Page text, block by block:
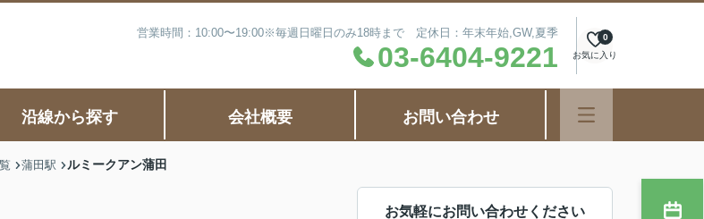
営業時間：10:00〜19:00※毎週日曜日のみ18時まで 定休日：年末年始,GW,夏季
03-6404-9221 お気に入り
0
沿線から探す 会社概要 お問い合わせ
蒲田駅 ルミークアン蒲田
お気軽にお問い合わせください